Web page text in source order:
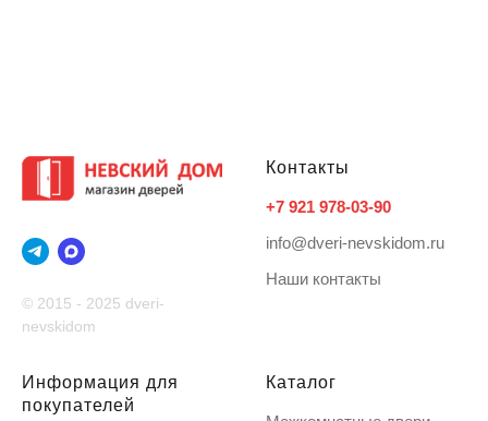
© 2015 - 2025 dveri-
nevskidom
Контакты
+7 921 978-03-90
info@dveri-nevskidom.ru
Наши контакты
Информация для
покупателей
Каталог